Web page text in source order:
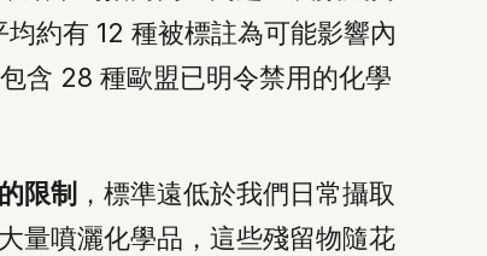
約有 12 種被標註為可能影響內
含 28 種歐盟已明令禁用的化學
限制 ，標準遠低於我們日常攝取
量噴灑化學品，這些殘留物隨花